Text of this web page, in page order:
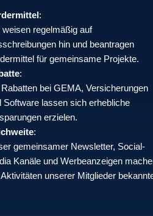
:
weisen regelmäßig auf
hin und beantragen
für gemeinsame Projekte.
:
bei GEMA, Versicherungen
Software lassen sich erhebliche
erzielen.
:
gemeinsamer Newsletter, Social-
Kanäle und Werbeanzeigen
unserer Mitglieder